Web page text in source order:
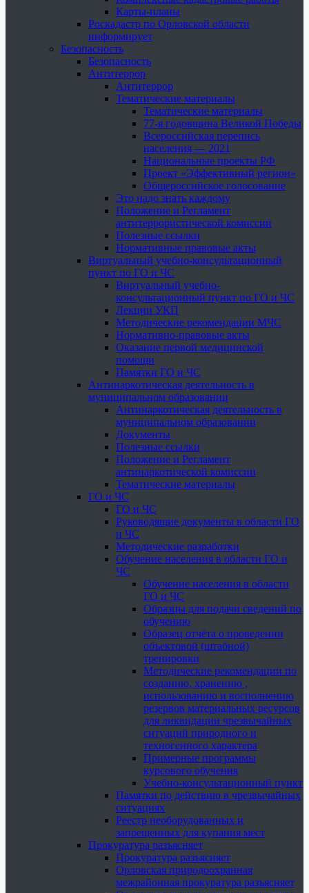
Карты-планы
Роскадастр по Орловской области
информирует
Безопасность
Безопасность
Антитеррор
Антитеррор
Тематические материалы
Тематические материалы
77-я годовщина Великой Победы
Всероссийская перепись
населения — 2021
Национальные проекты РФ
Проект «Эффективный регион»
Общероссийское голосование
Это надо знать каждому
Положение и Регламент
антитеррористической комиссии
Полезные ссылки
Нормативные правовые акты
Виртуальный учебно-консультационный
пункт по ГО и ЧС
Виртуальный учебно-
консультационный пункт по ГО и ЧС
Лекции УКП
Методические рекомендации МЧС
Нормативно-правовые акты
Оказание первой медицинской
помощи
Памятки ГО и ЧС
Антинаркотическая деятельность в
муниципальном образовании
Антинаркотическая деятельность в
муниципальном образовании
Документы
Полезные ссылки
Положение и Регламент
антинаркотической комиссии
Тематические материалы
ГО и ЧС
ГО и ЧС
Руководящие документы в области ГО
и ЧС
Методические разработки
Обучение населения в области ГО и
ЧС
Обучение населения в области
ГО и ЧС
Образцы для подачи сведений по
обучению
Образец отчёта о проведении
объектовой (штабной)
тренировки
Методические рекомендации по
созданию, хранению ,
использованию и восполнению
резервов материальных ресурсов
для ликвидации чрезвычайных
ситуаций природного и
техногенного характера
Примерные программы
курсового обучения
Учебно-консультационный пункт
Памятки по действию в чрезвычайных
ситуациях
Реестр необорудованных и
запрещенных для купания мест
Прокуратура разъясняет
Прокуратура разъясняет
Орловская природоохранная
межрайонная прокуратура разъясняет